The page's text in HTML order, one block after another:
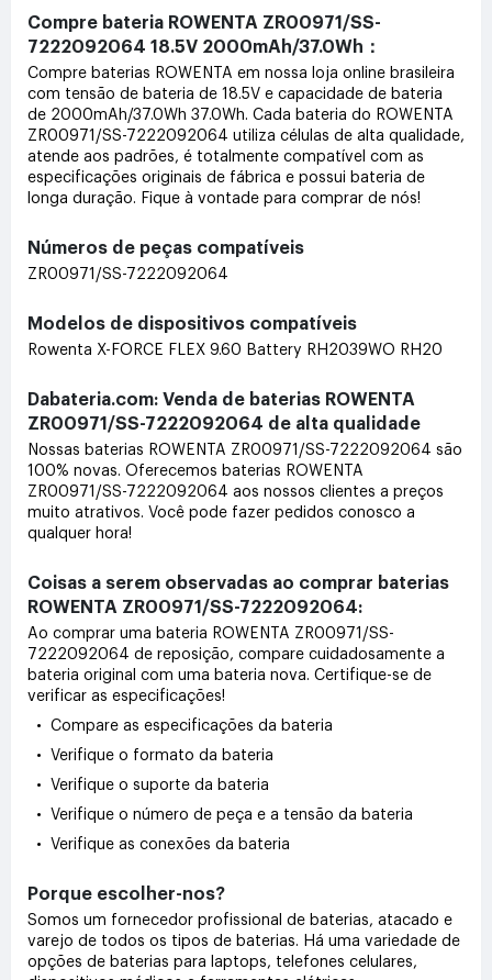
Compre bateria ROWENTA ZR00971/SS-
7222092064 18.5V 2000mAh/37.0Wh：
Compre baterias ROWENTA em nossa loja online brasileira
com tensão de bateria de 18.5V e capacidade de bateria
de 2000mAh/37.0Wh 37.0Wh. Cada bateria do ROWENTA
ZR00971/SS-7222092064 utiliza células de alta qualidade,
atende aos padrões, é totalmente compatível com as
especificações originais de fábrica e possui bateria de
longa duração. Fique à vontade para comprar de nós!
Números de peças compatíveis
ZR00971/SS-7222092064
Modelos de dispositivos compatíveis
Rowenta X-FORCE FLEX 9.60 Battery RH2039WO RH20
Dabateria.com: Venda de baterias ROWENTA
ZR00971/SS-7222092064 de alta qualidade
Nossas baterias ROWENTA ZR00971/SS-7222092064 são
100% novas. Oferecemos baterias ROWENTA
ZR00971/SS-7222092064 aos nossos clientes a preços
muito atrativos. Você pode fazer pedidos conosco a
qualquer hora!
Coisas a serem observadas ao comprar baterias
ROWENTA ZR00971/SS-7222092064:
Ao comprar uma bateria ROWENTA ZR00971/SS-
7222092064 de reposição, compare cuidadosamente a
bateria original com uma bateria nova. Certifique-se de
verificar as especificações!
• Compare as especificações da bateria
• Verifique o formato da bateria
• Verifique o suporte da bateria
• Verifique o número de peça e a tensão da bateria
• Verifique as conexões da bateria
Porque escolher-nos?
Somos um fornecedor profissional de baterias, atacado e
varejo de todos os tipos de baterias. Há uma variedade de
opções de baterias para laptops, telefones celulares,